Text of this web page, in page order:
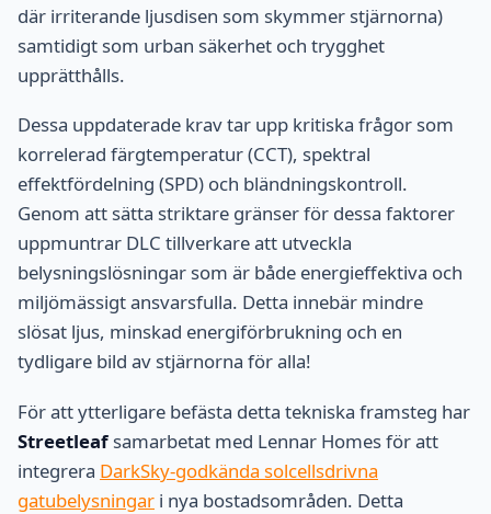
där irriterande ljusdisen som skymmer stjärnorna)
samtidigt som urban säkerhet och trygghet
upprätthålls.
Dessa uppdaterade krav tar upp kritiska frågor som
korrelerad färgtemperatur (CCT), spektral
effektfördelning (SPD) och bländningskontroll.
Genom att sätta striktare gränser för dessa faktorer
uppmuntrar DLC tillverkare att utveckla
belysningslösningar som är både energieffektiva och
miljömässigt ansvarsfulla. Detta innebär mindre
slösat ljus, minskad energiförbrukning och en
tydligare bild av stjärnorna för alla!
För att ytterligare befästa detta tekniska framsteg har
Streetleaf samarbetat med Lennar Homes för att
integrera DarkSky-godkända solcellsdrivna
gatubelysningar i nya bostadsområden. Detta